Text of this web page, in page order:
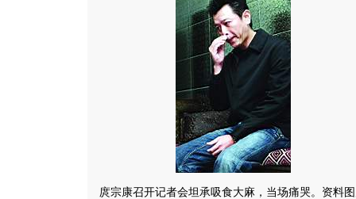
庹宗康召开记者会坦承吸食大麻，当场痛哭。资料